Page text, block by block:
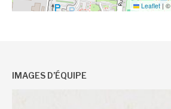
Leaflet | ©
IMAGES D’ÉQUIPE